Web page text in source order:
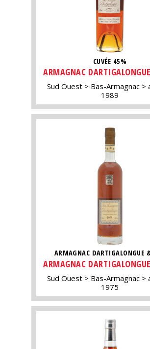
CUVÉE 45%
ARMAGNAC
Sud Ouest Bas-Armagnac
1989
ARMAGNAC DARTIGALONGUE
ARMAGNAC
Sud Ouest Bas-Armagnac
1975